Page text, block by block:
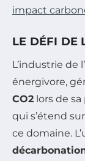
impact
LE DÉFI DE
L’industrie
énergivore,
CO2 lors de
qui s’étend sur
ce domaine.